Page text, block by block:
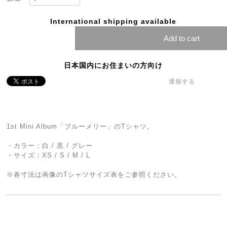
International shipping available
Add to cart
日本国内にお住まいの方向け
通報する
1st Mini Album「ブルーメリー」のTシャツ。
・カラー：白 / 黒 / グレー
・サイズ：XS / S / M / L
※各寸法は画像のTシャツサイズ表をご参照ください。